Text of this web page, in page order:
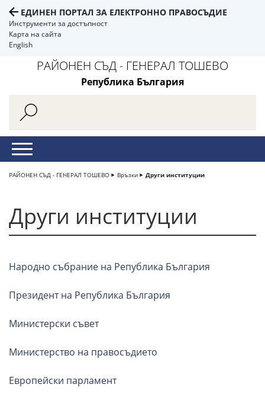
ЕДИНЕН ПОРТАЛ ЗА ЕЛЕКТРОННО ПРАВОСЪДИЕ
Инструменти за достъпност
Карта на сайта
English
РАЙОНЕН СЪД - ГЕНЕРАЛ ТОШЕВО
Република България
РАЙОНЕН СЪД - ГЕНЕРАЛ ТОШЕВО Връзки Други институции
Други институции
Народно събрание на Република България
Президент на Република България
Министерски съвет
Министерство на правосъдието
Европейски парламент